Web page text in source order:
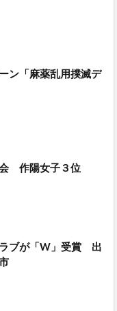
ン「麻薬乱用撲滅デ
会 作陽女子３位
ブが「W」受賞 出